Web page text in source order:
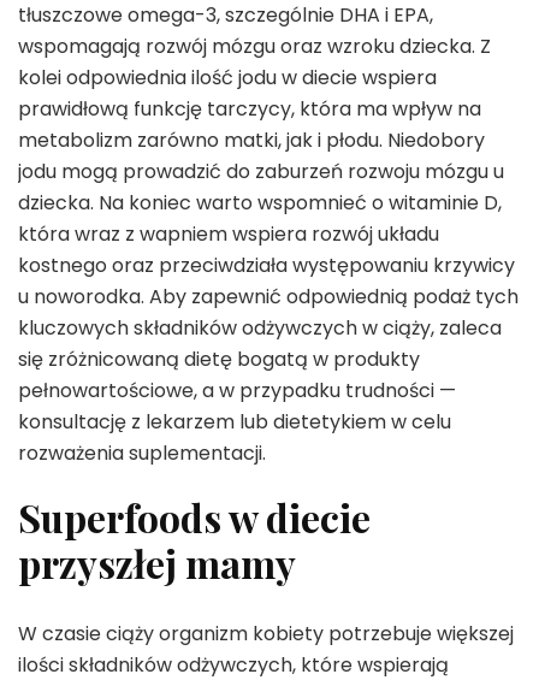
tłuszczowe omega-3, szczególnie DHA i EPA,
wspomagają rozwój mózgu oraz wzroku dziecka. Z
kolei odpowiednia ilość jodu w diecie wspiera
prawidłową funkcję tarczycy, która ma wpływ na
metabolizm zarówno matki, jak i płodu. Niedobory
jodu mogą prowadzić do zaburzeń rozwoju mózgu u
dziecka. Na koniec warto wspomnieć o witaminie D,
która wraz z wapniem wspiera rozwój układu
kostnego oraz przeciwdziała występowaniu krzywicy
u noworodka. Aby zapewnić odpowiednią podaż tych
kluczowych składników odżywczych w ciąży, zaleca
się zróżnicowaną dietę bogatą w produkty
pełnowartościowe, a w przypadku trudności —
konsultację z lekarzem lub dietetykiem w celu
rozważenia suplementacji.
Superfoods w diecie
przyszłej mamy
W czasie ciąży organizm kobiety potrzebuje większej
ilości składników odżywczych, które wspierają